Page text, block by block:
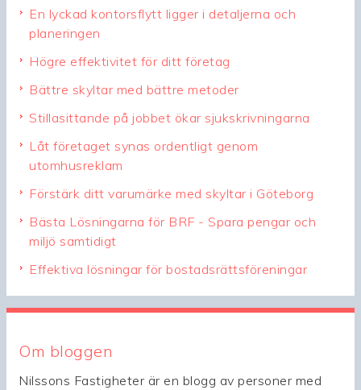
En lyckad kontorsflytt ligger i detaljerna och
planeringen
Högre effektivitet för ditt företag
Bättre skyltar med bättre metoder
Stillasittande på jobbet ökar sjukskrivningarna
Låt företaget synas ordentligt genom
utomhusreklam
Förstärk ditt varumärke med skyltar i Göteborg
Bästa Lösningarna för BRF - Spara pengar och
miljö samtidigt
Effektiva lösningar för bostadsrättsföreningar
Om bloggen
Nilssons Fastigheter är en blogg av personer med